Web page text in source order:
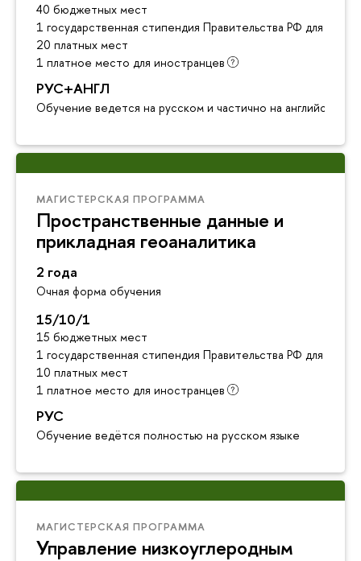
40 бюджетных мест
1 государственная стипендия Правительства РФ для
20 платных мест
1 платное место для иностранцев
РУС+АНГЛ
Обучение ведется на русском и частично на английском
МАГИСТЕРСКАЯ ПРОГРАММА
Пространственные данные и
прикладная геоаналитика
2 года
Очная форма обучения
15/10/1
15 бюджетных мест
1 государственная стипендия Правительства РФ для
10 платных мест
1 платное место для иностранцев
РУС
Обучение ведётся полностью на русском языке
МАГИСТЕРСКАЯ ПРОГРАММА
Управление низкоуглеродным